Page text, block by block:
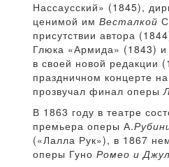
Нассаусский» (1845),
ценимой им Весталкой
присутствии автора
Глюка «Армида» (1843) и
в своей новой редакции
праздничном концерте
прозвучал финал оперы
В 1863 году в театре
премьера оперы А.
(«Лалла Рук»), в 1867
оперы Гуно Ромео и